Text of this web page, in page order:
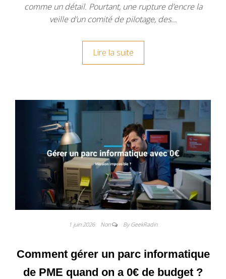
comme un détail. Pourtant, une rupture d’encre la
veille d’un comité de pilotage, des…
Lire la suite
1 juin 2026 Non By GeekRadin
Comment gérer un parc informatique
de PME quand on a 0€ de budget ?